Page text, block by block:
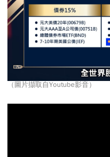
（圖片擷取自Youtube影音）